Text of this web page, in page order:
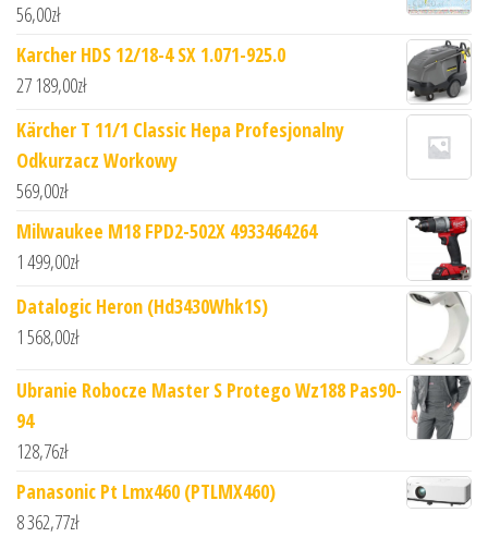
56,00zł
Karcher HDS 12/18-4 SX 1.071-925.0
27 189,00zł
Kärcher T 11/1 Classic Hepa Profesjonalny
Odkurzacz Workowy
569,00zł
Milwaukee M18 FPD2-502X 4933464264
1 499,00zł
Datalogic Heron (Hd3430Whk1S)
1 568,00zł
Ubranie Robocze Master S Protego Wz188 Pas90-
94
128,76zł
Panasonic Pt Lmx460 (PTLMX460)
8 362,77zł